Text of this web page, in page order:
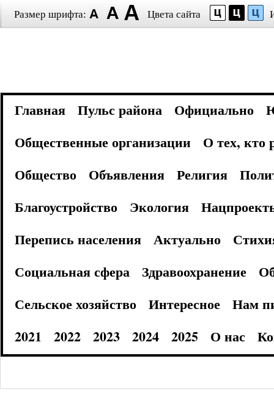
Размер шрифта: Цвета сайта
Главная Пульс района Официально
Общественные организации
О тех, кто
Общество
Объявления Религия
Благоустройство
Экология
Перепись населения
Актуально
Социальная сфера
Здравоохранение
Сельское хозяйство
Интересное
Нам
2021
2022 2023 2024 2025 О нас